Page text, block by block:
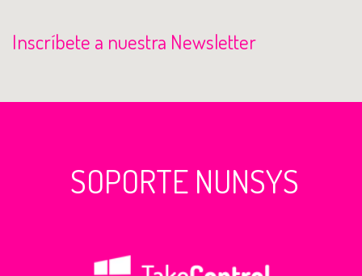
Inscríbete a nuestra Newsletter
SOPORTE NUNSYS